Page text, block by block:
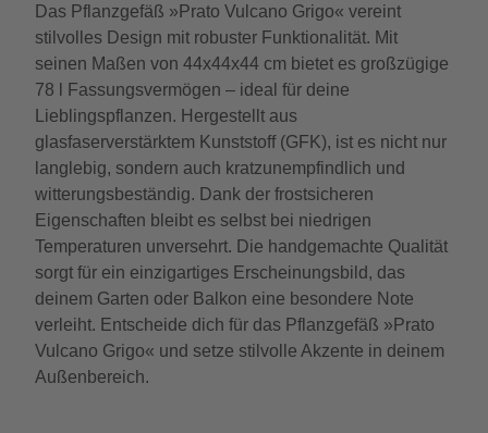
Das Pflanzgefäß »Prato Vulcano Grigo« vereint
stilvolles Design mit robuster Funktionalität. Mit
seinen Maßen von 44x44x44 cm bietet es großzügige
78 l Fassungsvermögen – ideal für deine
Lieblingspflanzen. Hergestellt aus
glasfaserverstärktem Kunststoff (GFK), ist es nicht nur
langlebig, sondern auch kratzunempfindlich und
witterungsbeständig. Dank der frostsicheren
Eigenschaften bleibt es selbst bei niedrigen
Temperaturen unversehrt. Die handgemachte Qualität
sorgt für ein einzigartiges Erscheinungsbild, das
deinem Garten oder Balkon eine besondere Note
verleiht. Entscheide dich für das Pflanzgefäß »Prato
Vulcano Grigo« und setze stilvolle Akzente in deinem
Außenbereich.